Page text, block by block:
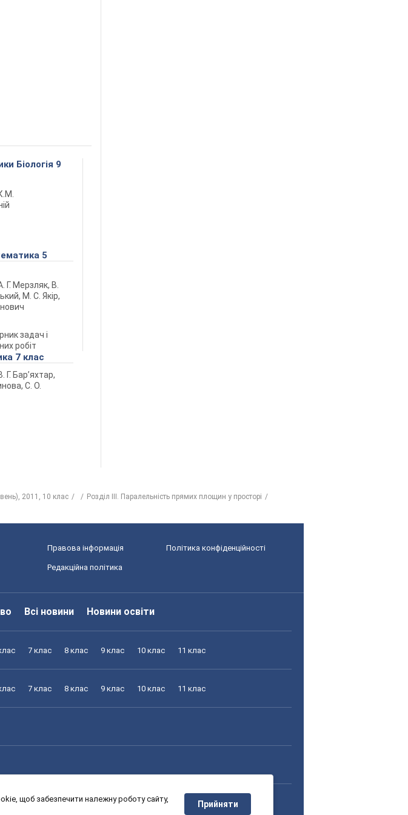
Біологія 9
5
Г. Мерзляк, В.
М. С. Якір,
задач і
робіт
7 клас
Г. Бар’яхтар,
С. О.
2011, 10 клас
Розділ III. Паралельність прямих площин у просторі
Правова інформація Політика конфіденційності
Редакційна політика
Всі новини Новини освіти
7 клас 8 клас 9 клас 10 клас 11 клас
7 клас 8 клас 9 клас 10 клас 11 клас
7 клас 8 клас 9 клас 10 клас 11 клас
щоб забезпечити належну роботу сайту,
Прийняти